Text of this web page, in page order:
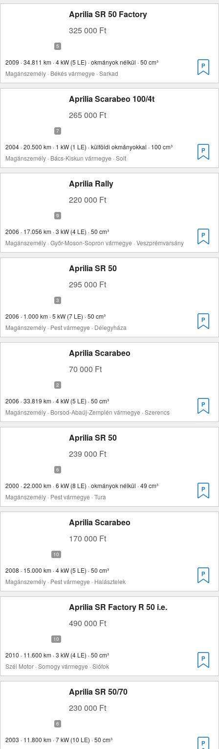
Aprilia SR 50 Factory
325 000 Ft
2009 · 34.811 km · 4 kW (5 LE) · okmányok nélkül · 50 cm³
Magánszemély · Békés vármegye · Sarkad
Aprilia Scarabeo 100/4t
265 000 Ft
2004 · 20.500 km · 1 kW (1 LE) · külföldi okmányokkal · 100 cm³
Magánszemély · Bács-Kiskun vármegye · Solt
Aprilia Rally
220 000 Ft
2006 · 17.056 km · 3 kW (4 LE) · 50 cm³
Magánszemély · Győr-Moson-Sopron vármegye · Veszprémvarsány
Aprilia SR 50
295 000 Ft
2006 · 1.000 km · 5 kW (7 LE) · 50 cm³
Magánszemély · Pest vármegye · Délegyháza
Aprilia Scarabeo
70 000 Ft
2006 · 33.819 km · 4 kW (5 LE) · 50 cm³
Magánszemély · Borsod-Abaúj-Zemplén vármegye · Szerencs
Aprilia SR 50
239 000 Ft
2000 · 22.000 km · 6 kW (8 LE) · okmányok nélkül · 49 cm³
Magánszemély · Pest vármegye · Tura
Aprilia Scarabeo
170 000 Ft
2008 · 15.000 km · 4 kW (5 LE) · 50 cm³
Magánszemély · Pest vármegye · Halásztelek
Aprilia SR Factory R 50 i.e.
490 000 Ft
2010 · 11.600 km · 3 kW (4 LE) · 50 cm³
Szél Motor · Somogy vármegye · Siófok
Aprilia SR 50/70
230 000 Ft
2003 · 11.800 km · 7 kW (10 LE) · 50 cm³